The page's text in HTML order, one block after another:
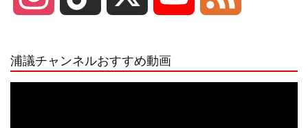
浦議チャンネルおすすめ動画